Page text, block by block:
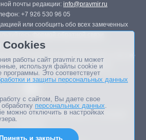
«Правмира»
интересные материалы недели.
почты редакции: info@pravmir.ru
+7 926 530 96 05
или сообщить обо всех замеченных
сайта в печатных изданиях (книгах, прессе)
с письменного разрешения редакции.
портала может не совпадать с позицией
работы сайт pravmir.ru может
используя файлы cookie и
программы. Это соответствует
и защиты персональных данных
с сайтом, Вы даете свое
персональных данных.
можно отключить в настройках
Принять и закрыть